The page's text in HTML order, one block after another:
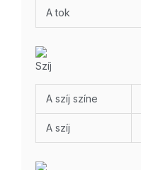
A tok
Szíj
A szíj színe
A szíj